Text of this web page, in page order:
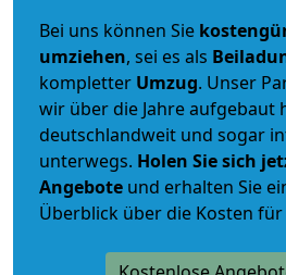
Bei uns können Sie
umziehen, sei es als
kompletter Umzug. Unser
wir über die Jahre aufgebaut
deutschlandweit und sogar
unterwegs. Holen Sie sich
Angebote und erhalten Sie
Überblick über die Kosten